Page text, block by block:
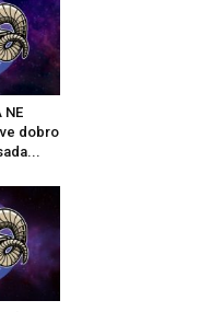
NE
dobro